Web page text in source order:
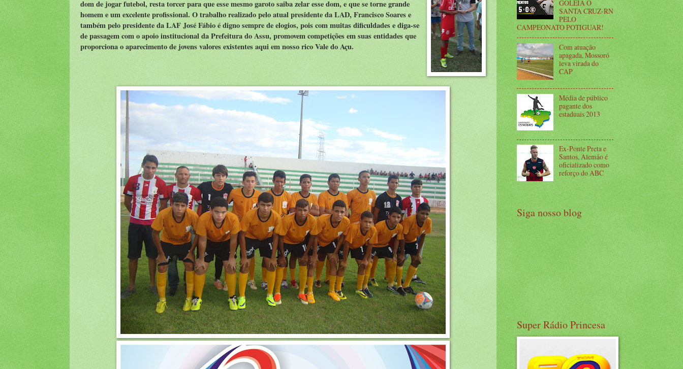
dom de jogar futebol, resta torcer para que esse mesmo garoto saiba zelar esse dom, e que se torne grande
homem e um excelente profissional. O trabalho realizado pelo atual presidente da LAD, Francisco Soares e
também pelo presidente da LAF José Fábio é digno sempre de elogios, pois com muitas dificuldades e diga-se
de passagem com o apoio institucional da Prefeitura do Assu, promovem competições em suas entidades que
proporciona o aparecimento de jovens valores existentes aqui em nosso rico Vale do Açu.
GOLEIA O
SANTA CRUZ-RN
PELO
CAMPEONATO POTIGUAR!
Com atuação
apagada, Mossoró
leva virada do
CAP
Média de público
pagante dos
estaduais 2013
Ex-Ponte Preta e
Santos, Alemão é
oficializado como
reforço do ABC
Siga nosso blog
Super Rádio Princesa